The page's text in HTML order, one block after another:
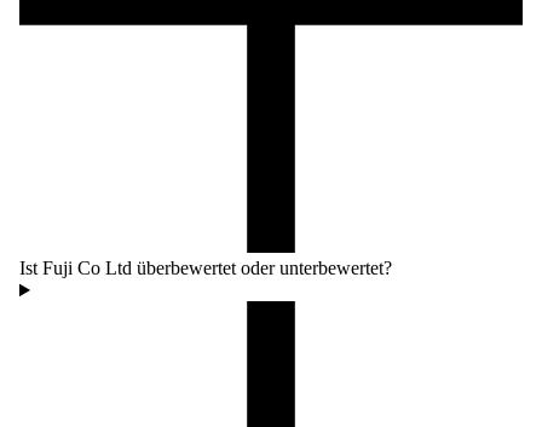
Ist Fuji Co Ltd überbewertet oder unterbewertet?